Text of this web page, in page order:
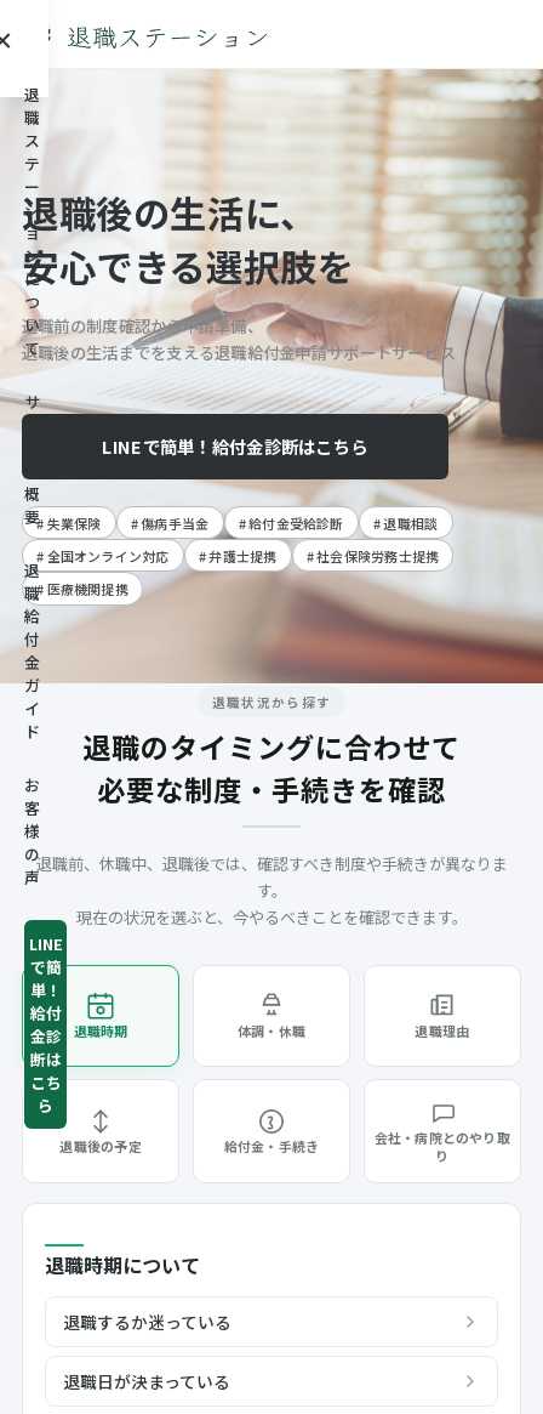
退
職
ス
テ
ー
シ
ョ
ン
に
つ
い
て
サ
ー
概
要
退
職
給
付
金
ガ
イ
ド
お
客
様
の
声
LINE
で簡
単！
給付
金診
断は
こち
ら
退職後の生活に、
安心できる選択肢を
退職前の制度確認から申請準備、
退職後の生活までを支える退職給付金申請サポートサービス
LINEで簡単！給付金診断はこちら
# 失業保険 # 傷病手当金 # 給付金受給診断
# 退職相談
# 全国オンライン対応
# 弁護士提携
# 社会保険労務士提携
# 医療機関提携
退職状況から探す
退職のタイミングに合わせて
必要な制度・手続きを確認
退職前、休職中、退職後では、確認すべき制度や手続きが異なりま
す。
現在の状況を選ぶと、今やるべきことを確認できます。
退職時期 体調・休職 退職理由
退職後の予定 給付金・手続き
会社・病院とのやり取
り
退職時期について
退職するか迷っている
退職日が決まっている